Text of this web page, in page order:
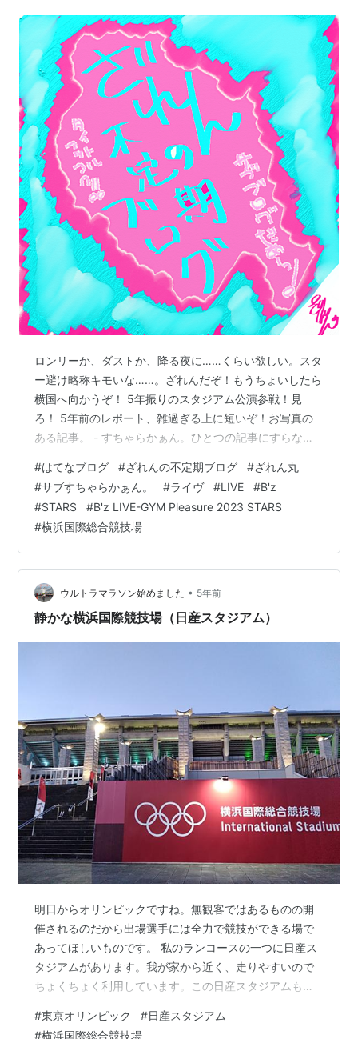
ロンリーか、ダストか、降る夜に……くらい欲しい。スタ
ー避け略称キモいな……。ざれんだぞ！もうちょいしたら
横国へ向かうぞ！ 5年振りのスタジアム公演参戦！見
ろ！ 5年前のレポート、雑過ぎる上に短いぞ！お写真の
ある記事。 - すちゃらかぁん。ひとつの記事にすらなっ
ぞ。一番最初に今、ツアータイトル捩りで演奏曲リクエ
ストを出したよ。けれどもね、そういうの、基本無いん
だよね(笑)。ハイウェイだってよ、クレイジーなランデヴ
ーか、ワイルドなロードか、XだからXやれよ、とかさ
散々言ったよ。何も無えよ。それどころかクソつまらん
セトリだったぞ。なので、あんまり期待…
#はてなブログ #ざれんの不定期ブログ #ざれん丸
#サブすちゃらかぁん。 #ライヴ #LIVE #B'z
#STARS #B'z LIVE-GYM Pleasure 2023 STARS
#横浜国際総合競技場
ウルトラマラソン始めました • 5年前
静かな横浜国際競技場（日産スタジアム）
明日からオリンピックですね。無観客ではあるものの開
催されるのだから出場選手には全力で競技ができる場で
あってほしいものです。 私のランコースの一つに日産ス
タジアムがあります。我が家から近く、走りやすいので
ちょくちょく利用しています。この日産スタジアムもオ
ーの試合が8試合ほど行われると聞いています。
#東京オリンピック #日産スタジアム
#横浜国際総合競技場